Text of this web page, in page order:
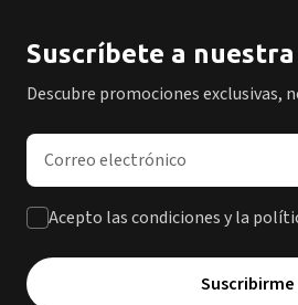
Suscríbete a
Descubre promociones exclusivas,
Dirección de correo electrónico
Acepto las condiciones y la
Suscribirme